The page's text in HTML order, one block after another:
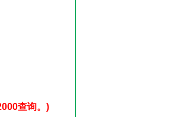
查询。)